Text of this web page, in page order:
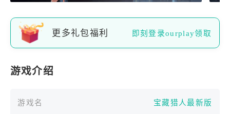
更多礼包福利 即刻登录ourplay领取
游戏介绍
游戏名
宝藏猎人最新版